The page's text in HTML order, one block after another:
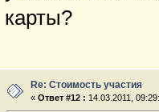
карты?
Re: Стоимость участия
«Ответ #12 : 14.03.2011,